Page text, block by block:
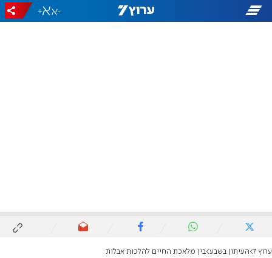
-
+
ערוץ 7 העיתון בשבע בין מלאכת החיים להלכות אבלות